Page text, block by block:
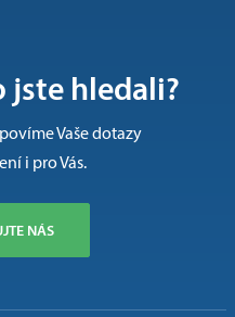
jste hledali?
Vaše dotazy
i pro Vás.
NÁS